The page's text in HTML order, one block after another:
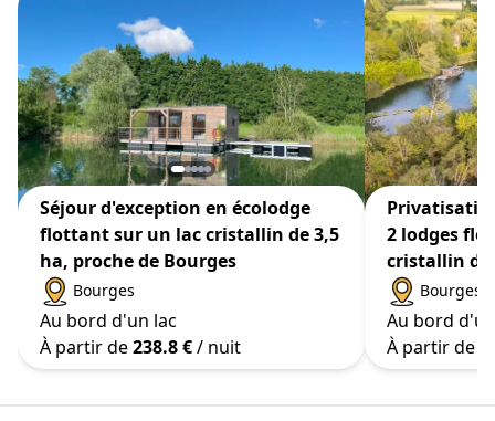
Séjour d'exception en écolodge
flottant sur un lac cristallin de 3,5
ha, proche de Bourges
Bourges
Au bord d'un lac
À partir de238.8 €/ nuit
2 lodges
cristallin de
Bourges
Au bord
À partir de